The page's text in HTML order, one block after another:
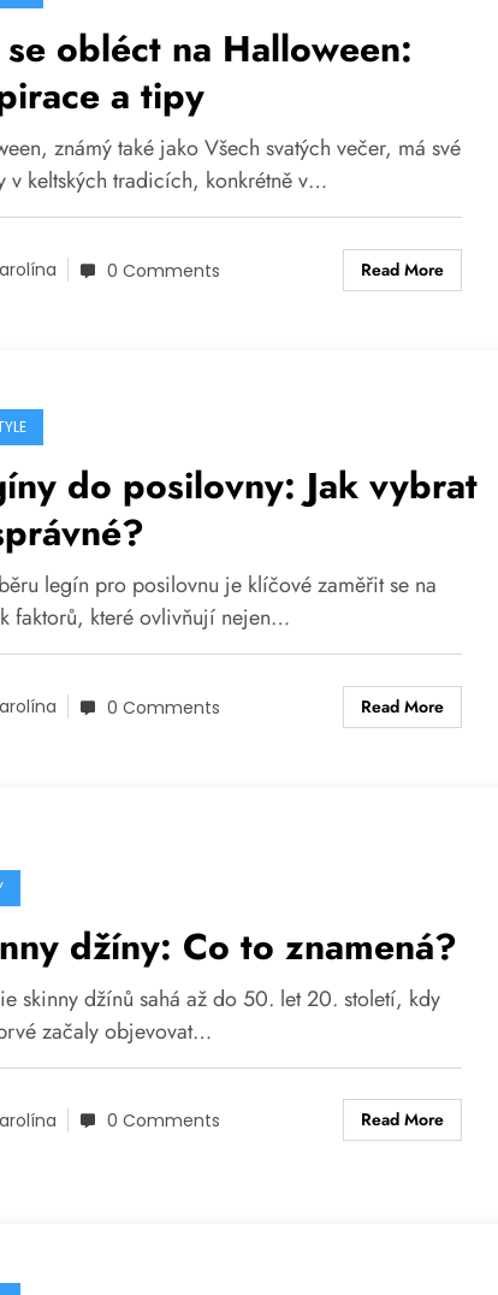
se obléct na Halloween:
a tipy
známý také jako Všech svatých večer, má své
v keltských tradicích, konkrétně v…
0 Comments Read More
do posilovny: Jak vybrat
legín pro posilovnu je klíčové zaměřit se na
faktorů, které ovlivňují nejen…
0 Comments Read More
džíny: Co to znamená?
skinny džínů sahá až do 50. let 20. století, kdy
začaly objevovat…
0 Comments Read More